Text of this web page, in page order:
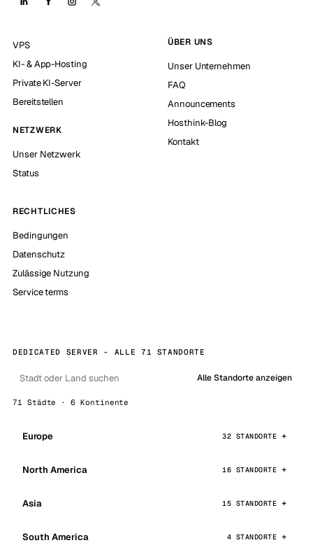
VPS
KI- & App-Hosting
Private KI-Server
Bereitstellen
NETZWERK
Unser Netzwerk
Status
ÜBER UNS
Unser Unternehmen
FAQ
Announcements
Hosthink-Blog
Kontakt
RECHTLICHES
Bedingungen
Datenschutz
Zulässige Nutzung
Service terms
DEDICATED SERVER - ALLE 71 STANDORTE
Alle Standorte anzeigen
71 Städte · 6 Kontinente
Europe 32 STANDORTE
North America 16 STANDORTE
Asia 15 STANDORTE
South America 4 STANDORTE